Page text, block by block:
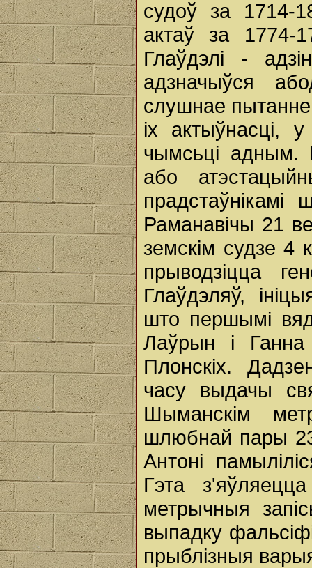
судоў за 1714-
актаў за
Глаўдэлі -
адзначыўся
слушнае
іх актыўнасці,
чымсьці адным.
або
Раманавічы 21
земскім судзе 4
прыводзіцца
Глаўдэляў,
што першымі
Лаўрын і
Плонскіх.
часу выдачы
Шыманскім
шлюбнай пары
Антоні
Гэта
метрычныя
выпадку
прыблізныя